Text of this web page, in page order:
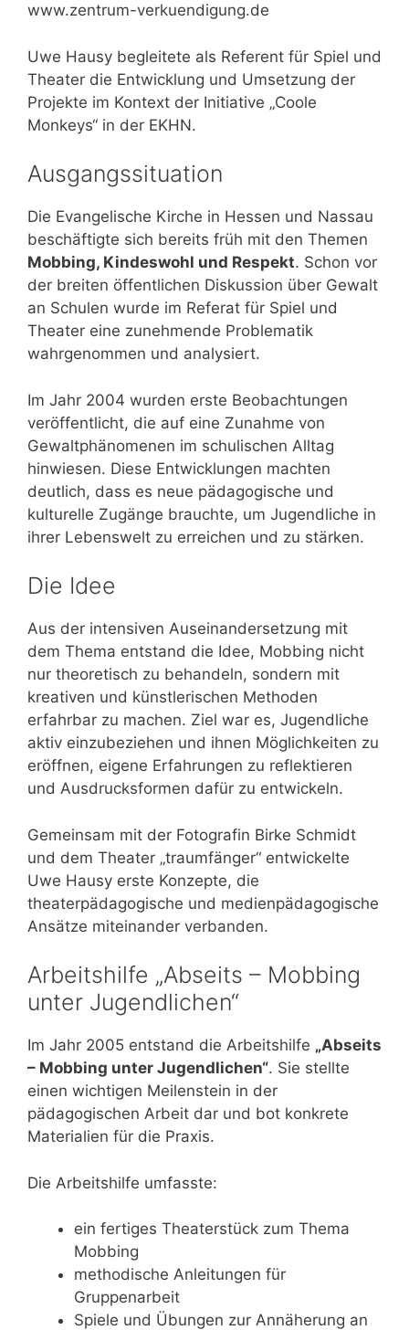
www.zentrum-verkuendigung.de
Uwe Hausy begleitete als Referent für Spiel und
Theater die Entwicklung und Umsetzung der
Projekte im Kontext der Initiative „Coole
Monkeys“ in der EKHN.
Ausgangssituation
Die Evangelische Kirche in Hessen und Nassau
beschäftigte sich bereits früh mit den Themen
Mobbing, Kindeswohl und Respekt. Schon vor
der breiten öffentlichen Diskussion über Gewalt
an Schulen wurde im Referat für Spiel und
Theater eine zunehmende Problematik
wahrgenommen und analysiert.
Im Jahr 2004 wurden erste Beobachtungen
veröffentlicht, die auf eine Zunahme von
Gewaltphänomenen im schulischen Alltag
hinwiesen. Diese Entwicklungen machten
deutlich, dass es neue pädagogische und
kulturelle Zugänge brauchte, um Jugendliche in
ihrer Lebenswelt zu erreichen und zu stärken.
Die Idee
Aus der intensiven Auseinandersetzung mit
dem Thema entstand die Idee, Mobbing nicht
nur theoretisch zu behandeln, sondern mit
kreativen und künstlerischen Methoden
erfahrbar zu machen. Ziel war es, Jugendliche
aktiv einzubeziehen und ihnen Möglichkeiten zu
eröffnen, eigene Erfahrungen zu reflektieren
und Ausdrucksformen dafür zu entwickeln.
Gemeinsam mit der Fotografin Birke Schmidt
und dem Theater „traumfänger“ entwickelte
Uwe Hausy erste Konzepte, die
theaterpädagogische und medienpädagogische
Ansätze miteinander verbanden.
Arbeitshilfe „Abseits – Mobbing
unter Jugendlichen“
Im Jahr 2005 entstand die Arbeitshilfe „Abseits
– Mobbing unter Jugendlichen“. Sie stellte
einen wichtigen Meilenstein in der
pädagogischen Arbeit dar und bot konkrete
Materialien für die Praxis.
Die Arbeitshilfe umfasste:
ein fertiges Theaterstück zum Thema
Mobbing
methodische Anleitungen für
Gruppenarbeit
Spiele und Übungen zur Annäherung an